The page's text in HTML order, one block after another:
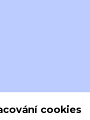
cookies